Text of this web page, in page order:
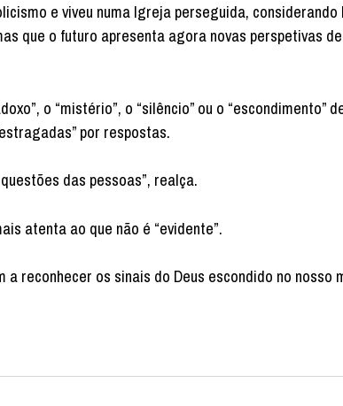
e viveu numa Igreja perseguida, considerando
que o futuro apresenta agora novas perspetivas de
o “mistério”, o “silêncio” ou o “escondimento”
por respostas.
das pessoas”, realça.
atenta ao que não é “evidente”.
reconhecer os sinais do Deus escondido no nosso